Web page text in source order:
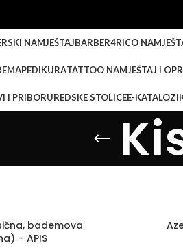
NAMJEŠTAJBARBER4RICO
PEDIKURATATTOO NAMJEŠTAJ I
I PRIBORUREDSKE STOLICEE-KATALOZI
bademova
– APIS